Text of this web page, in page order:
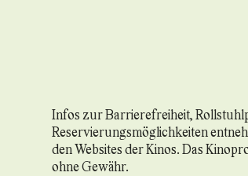
Infos zur Barrierefreiheit,
Reservierungsmöglichkeiten
den Websites der Kinos. Das
ohne Gewähr.